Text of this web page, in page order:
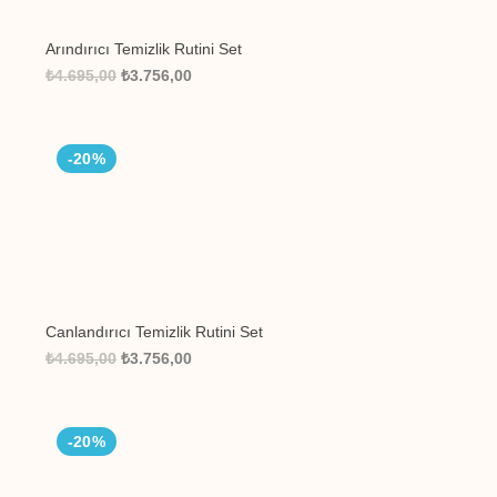
Arındırıcı Temizlik Rutini Set
₺4.695,00 ₺3.756,00
-20%
⁠Canlandırıcı Temizlik Rutini Set
₺4.695,00 ₺3.756,00
-20%